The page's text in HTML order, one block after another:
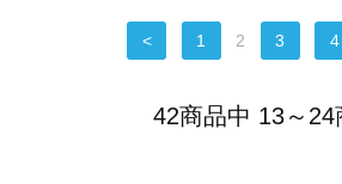
< 1 2 3 4
42商品中 13～24